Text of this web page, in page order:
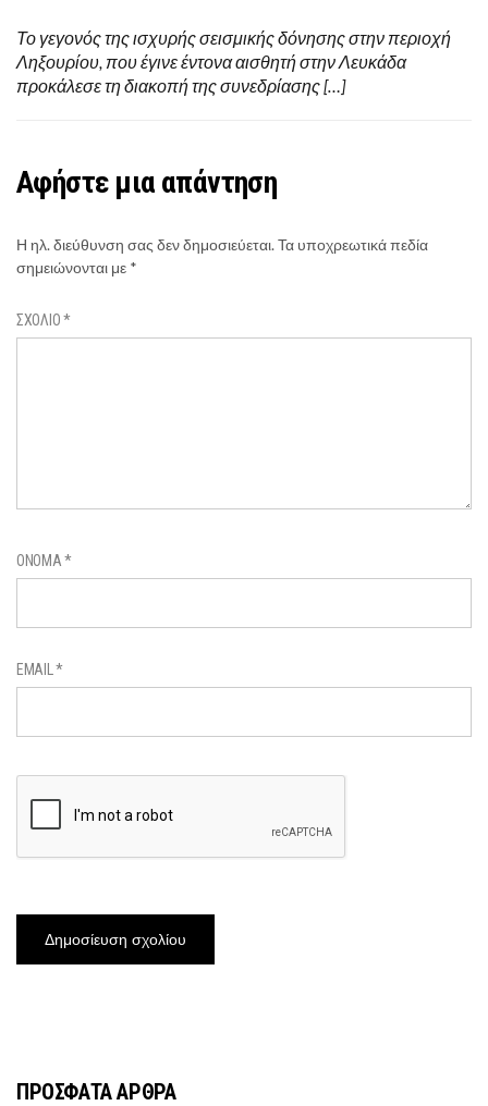
Το γεγονός της ισχυρής σεισμικής δόνησης στην περιοχή
Ληξουρίου, που έγινε έντονα αισθητή στην Λευκάδα
προκάλεσε τη διακοπή της συνεδρίασης […]
Αφήστε μια απάντηση
Η ηλ. διεύθυνση σας δεν δημοσιεύεται.Τα υποχρεωτικά πεδία
σημειώνονται με *
ΣΧΌΛΙΟ*
ΌΝΟΜΑ*
EMAIL*
ΠΡΟΣΦΑΤΑ ΑΡΘΡΑ